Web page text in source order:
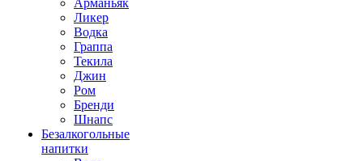
Арманьяк
Ликер
Водка
Граппа
Текила
Джин
Ром
Бренди
Шнапс
Безалкогольные
напитки